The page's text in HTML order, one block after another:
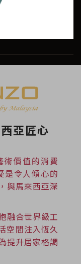
亞匠心
價值的消費
令人傾心的
與馬來西亞深
合世界級工
空間注入恆久
提升居家格調